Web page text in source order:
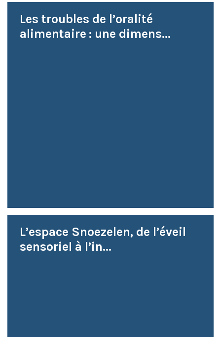
Les troubles de l’oralité
alimentaire : une dimens...
L’espace Snoezelen, de l’éveil
sensoriel à l’in...